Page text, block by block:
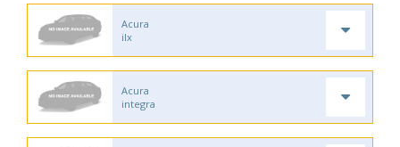
Acura
ilx
Acura
integra